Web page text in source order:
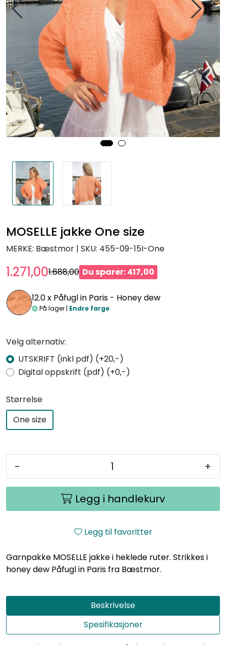
MOSELLE jakke One size
MERKE: Bæstmor | SKU: 455-09-15I-One
1.271,001.688,00 Du sparer: 417,00
12.0 x Påfugl in Paris - Honey dew
På lager | Endre farge
Velg alternativ:
UTSKRIFT (inkl pdf) (+20,-)
Digital oppskrift (pdf) (+0,-)
Størrelse
One size
- +
Legg i handlekurv
Legg til favoritter
Garnpakke MOSELLE jakke i heklede ruter. Strikkes i
honey dew Påfugl in Paris fra Bæstmor.
Beskrivelse
Spesifikasjoner